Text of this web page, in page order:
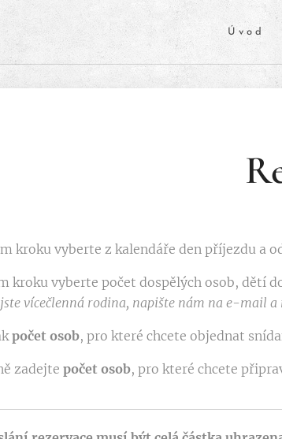
Úvod
kroku vyberte z kalendáře den příjezdu a
kroku vyberte počet dospělých osob, dětí
vícečlenná rodina, napište nám na e-mail a
počet osob, pro které chcete objednat
zadejte počet osob, pro které chcete